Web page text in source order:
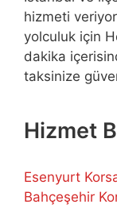
hizmeti
yolculuk için
dakika
taksinize
Hizmet
Esenyurt
Bahçeşehir